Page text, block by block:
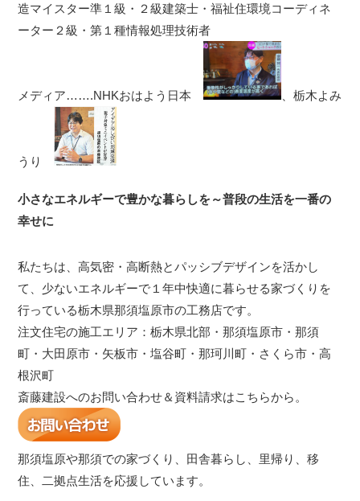
造マイスター準１級・２級建築士・福祉住環境コーディネ
ーター２級・第１種情報処理技術者
メディア…….NHKおはよう日本 、栃木よみ
うり
小さなエネルギーで豊かな暮らしを～普段の生活を一番の
幸せに
私たちは、高気密・高断熱とパッシブデザインを活かし
て、少ないエネルギーで１年中快適に暮らせる家づくりを
行っている栃木県那須塩原市の工務店です。
注文住宅の施工エリア：栃木県北部・那須塩原市・那須
町・大田原市・矢板市・塩谷町・那珂川町・さくら市・高
根沢町
斎藤建設へのお問い合わせ＆資料請求はこちらから。
那須塩原や那須での家づくり、田舎暮らし、里帰り、移
住、二拠点生活を応援しています。